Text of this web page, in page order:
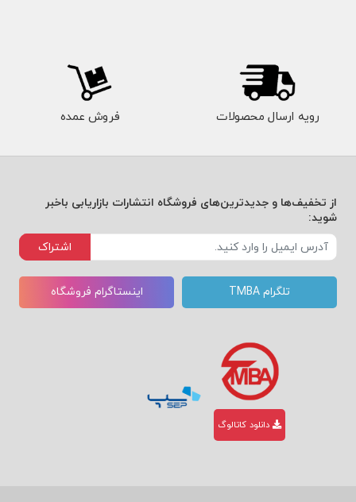
رویه ارسال محصولات فروش عمده
از تخفیف‌ها و جدیدترین‌های فروشگاه انتشارات بازاریابی باخبر
شوید:
اشتراک
تلگرام TMBA اینستاگرام فروشگاه
دانلود کاتالوگ